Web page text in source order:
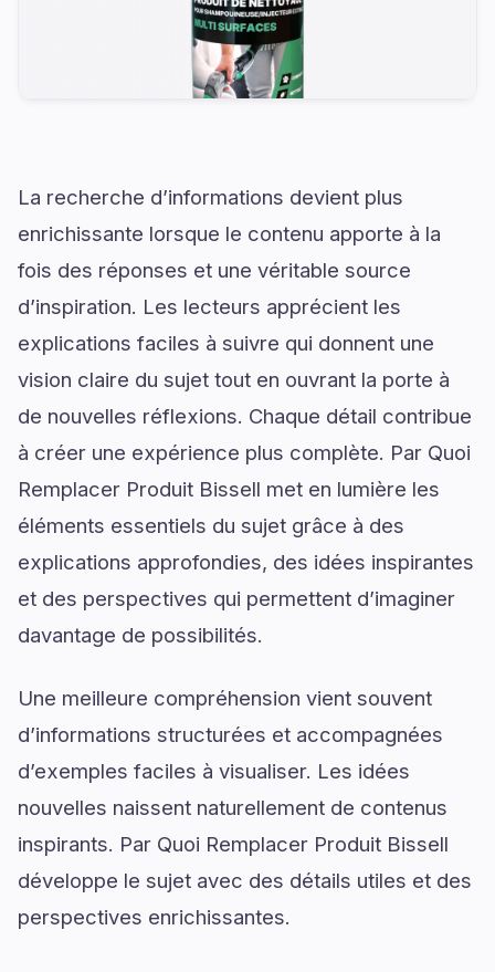
La recherche d’informations devient plus
enrichissante lorsque le contenu apporte à la
fois des réponses et une véritable source
d’inspiration. Les lecteurs apprécient les
explications faciles à suivre qui donnent une
vision claire du sujet tout en ouvrant la porte à
de nouvelles réflexions. Chaque détail contribue
à créer une expérience plus complète. Par Quoi
Remplacer Produit Bissell met en lumière les
éléments essentiels du sujet grâce à des
explications approfondies, des idées inspirantes
et des perspectives qui permettent d’imaginer
davantage de possibilités.
Une meilleure compréhension vient souvent
d’informations structurées et accompagnées
d’exemples faciles à visualiser. Les idées
nouvelles naissent naturellement de contenus
inspirants. Par Quoi Remplacer Produit Bissell
développe le sujet avec des détails utiles et des
perspectives enrichissantes.